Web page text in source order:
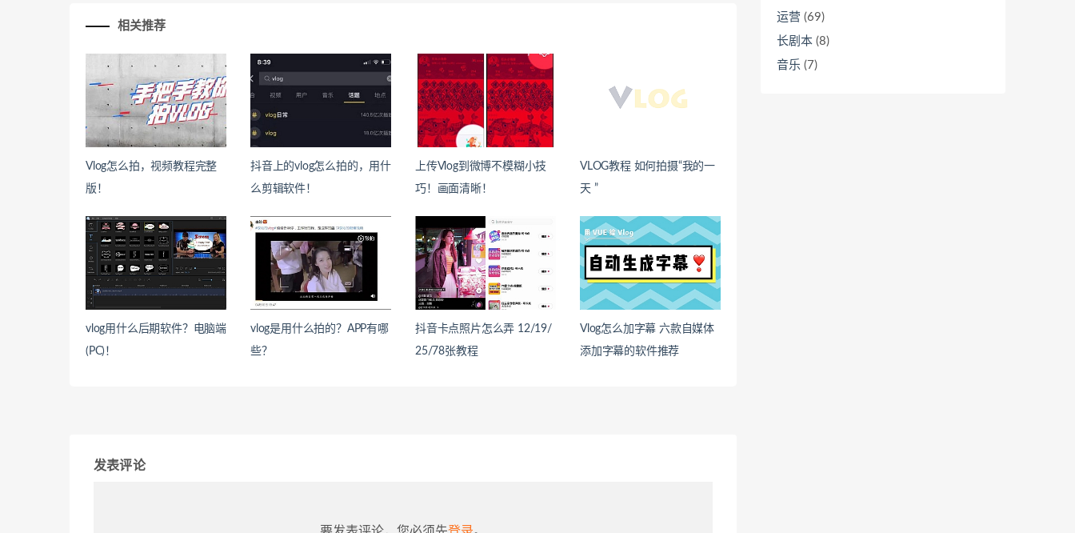
相关推荐
Vlog怎么拍，视频教程完整
版！
抖音上的vlog怎么拍的，用什
么剪辑软件！
上传Vlog到微博不模糊小技
巧！画面清晰！
VLOG教程 如何拍摄“我的一
天 ”
vlog用什么后期软件？电脑端
(PC)！
vlog是用什么拍的？APP有哪
些？
抖音卡点照片怎么弄 12/19/
25/78张教程
Vlog怎么加字幕 六款自媒体
添加字幕的软件推荐
发表评论
运营 (69)
长剧本 (8)
音乐 (7)